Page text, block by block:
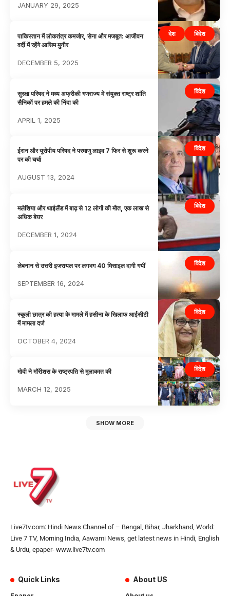
JANUARY 29, 2025
देश विदेश
पाकिस्तान में लोकतंत्र कमजोर, सेना और मजबूत: आजीवन
वर्दी में रहेंगे आसिम मुनीर
DECEMBER 5, 2025
विदेश
सुरक्षा परिषद ने मध्य अफ्रीकी गणराज्य में संयुक्त राष्ट्र शांति
सैनिकों पर हमले की निंदा की
APRIL 1, 2025
विदेश
ईरान और यूरोपीय परिषद ने परमाणु लाइव 7 फिर से शुरू करने
पर की चर्चा
AUGUST 13, 2024
विदेश
मलेशिया और थाईलैंड में बाढ़ से 12 लोगों की मौत, एक लाख से
अधिक बेघर
DECEMBER 1, 2024
विदेश
लेबनान से उत्तरी इजरायल पर लगभग 40 मिसाइल दागी गयीं
SEPTEMBER 16, 2024
विदेश
स्कूली छात्र की हत्या के मामले में हसीना के खिलाफ आईसीटी
में मामला दर्ज
OCTOBER 4, 2024
विदेश
मोदी ने मॉरीशस के राष्ट्रपति से मुलाकात की
MARCH 12, 2025
SHOW MORE
Live7tv.com: Hindi News Channel of – Bengal, Bihar, Jharkhand, World:
Live 7 TV, Morning India, Aawami News, get latest news in Hindi, English
& Urdu, epaper- www.live7tv.com
Quick Links About US